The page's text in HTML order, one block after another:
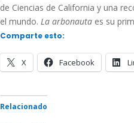
de Ciencias de California y una
el mundo. La arbonauta es su
Comparte esto:
X Facebook
Relacionado